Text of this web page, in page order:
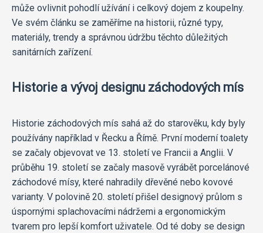
může ovlivnit pohodlí užívání i celkový dojem z koupelny.
Ve svém článku se zaměříme na historii, různé typy,
materiály, trendy a správnou údržbu těchto důležitých
sanitárních zařízení.
Historie a vývoj designu záchodových mís
Historie záchodových mís sahá až do starověku, kdy byly
používány například v Řecku a Římě. První moderní toalety
se začaly objevovat ve 13. století ve Francii a Anglii. V
průběhu 19. století se začaly masově vyrábět porcelánové
záchodové mísy, které nahradily dřevěné nebo kovové
varianty. V polovině 20. století přišel designový průlom s
úspornými splachovacími nádržemi a ergonomickým
tvarem pro lepší komfort uživatele. Od té doby se design